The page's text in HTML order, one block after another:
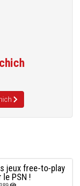
jeux free-to-play
PSN !